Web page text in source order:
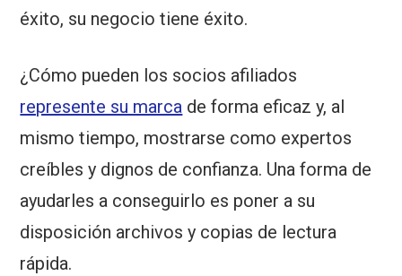
éxito, su negocio tiene éxito.
¿Cómo pueden los socios afiliados
represente su marca de forma eficaz y, al
mismo tiempo, mostrarse como expertos
creíbles y dignos de confianza. Una forma de
ayudarles a conseguirlo es poner a su
disposición archivos y copias de lectura
rápida.